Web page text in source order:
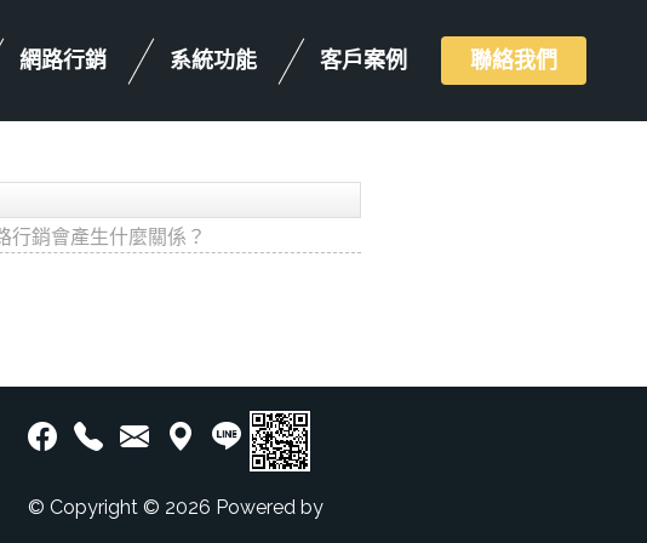
網路行銷 系統功能 客戶案例 聯絡我們
行銷會產生什麼關係？
© Copyright © 2026 Powered by